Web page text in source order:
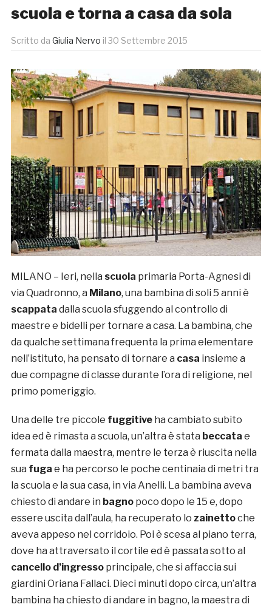
scuola e torna a casa da sola
Scritto da Giulia Nervo il 30 Settembre 2015
MILANO – Ieri, nella scuola primaria Porta-Agnesi di
via Quadronno, a Milano, una bambina di soli 5 anni è
scappata dalla scuola sfuggendo al controllo di
maestre e bidelli per tornare a casa. La bambina, che
da qualche settimana frequenta la prima elementare
nell’istituto, ha pensato di tornare a casa insieme a
due compagne di classe durante l’ora di religione, nel
primo pomeriggio.
Una delle tre piccole fuggitiveha cambiato subito
idea ed è rimasta a scuola, un’altra è stata beccata e
fermata dalla maestra, mentre le terza è riuscita nella
sua fuga e ha percorso le poche centinaia di metri tra
la scuola e la sua casa, in via Anelli. La bambina aveva
chiesto di andare in bagnopoco dopo le 15 e, dopo
essere uscita dall’aula, ha recuperato lo zainettoche
aveva appeso nel corridoio. Poi è scesa al piano terra,
dove ha attraversato il cortile ed è passata sotto al
cancello d’ingressoprincipale, che si affaccia sui
giardini Oriana Fallaci. Dieci minuti dopo circa, un’altra
bambina ha chiesto di andare in bagno, la maestra di